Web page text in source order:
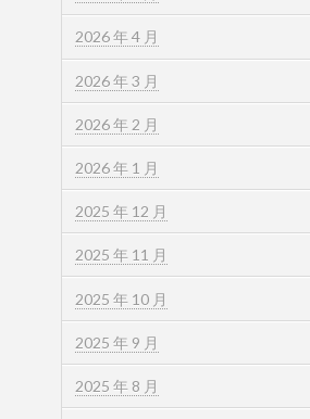
2026 年 4 月
2026 年 3 月
2026 年 2 月
2026 年 1 月
2025 年 12 月
2025 年 11 月
2025 年 10 月
2025 年 9 月
2025 年 8 月